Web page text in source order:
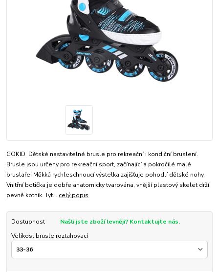
GOKID Dětské nastavitelné brusle pro rekreační i kondiční bruslení.
Brusle jsou určeny pro rekreační sport, začínající a pokročilé malé
bruslaře. Měkká rychleschnoucí výstelka zajišťuje pohodlí dětské nohy.
Vnitřní botička je dobře anatomicky tvarována, vnější plastový skelet drží
pevně kotník. Tyt... celý popis
Dostupnost
Našli jste zboží levněji? Kontaktujte nás.
Velikost brusle roztahovací